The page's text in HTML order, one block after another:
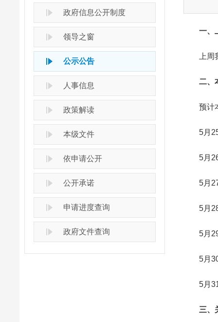
政府信息公开制度
领导之窗
公示公告
人事信息
政策解读
本级文件
依申请公开
公开承诺
申请进度查询
政府文件查询
一、
上周我
二、
预计本
5月25
5月26
5月27
5月28
5月29
5月30
5月31
三、关